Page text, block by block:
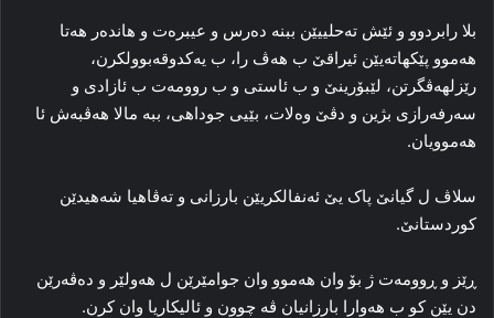
بلا رابردوو و ئێش تەحلییێن ببنە ده‌رس و عیبرەت و هاندەر هەتا
هه‌موو پێکهاته‌یێن ئیراقێ ب هه‌ڤ را، ب یەکدوقەبوولکرن،
رێزلهەڤگرتن، لێبۆرینێ و ب ئاستی و ب روومەت ب ئازادی و
سەرفەرازی بژین و دڤێ وه‌لات، بێیی جوداهی، ببه‌ مالا هه‌ڤبه‌ش ئا
هه‌موویان.
سلاڤ ل گیانێ پاک یێ ئه‌نفالکریێن بارزانی و ته‌ڤاهیا شه‌هیدێن
کوردستانێ.
ڕێز و ڕوومه‌ت ژ بۆ وان هه‌موو وان جوامێرێن ل هه‌ولێر و ده‌ڤه‌رێن
دن یێن کو ب هه‌وارا بارزانیان ڤه‌ چوون و ئالیکاریا وان کرن.